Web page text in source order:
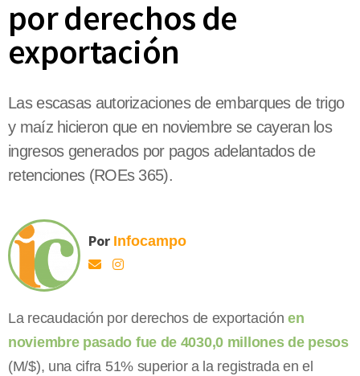
por derechos de
exportación
Las escasas autorizaciones de embarques de trigo
y maíz hicieron que en noviembre se cayeran los
ingresos generados por pagos adelantados de
retenciones (ROEs 365).
Por Infocampo
La recaudación por derechos de exportaciónen
noviembre pasado fue de 4030,0 millones de pesos
(M/$), una cifra 51% superior a la registrada en el